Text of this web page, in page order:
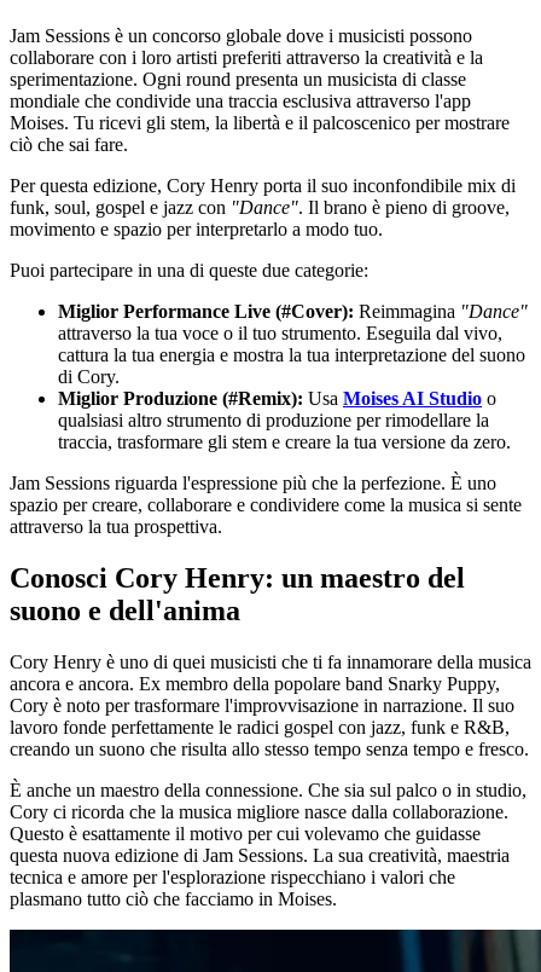
Jam Sessions è un concorso globale dove i musicisti possono
collaborare con i loro artisti preferiti attraverso la creatività e la
sperimentazione. Ogni round presenta un musicista di classe
mondiale che condivide una traccia esclusiva attraverso l'app
Moises. Tu ricevi gli stem, la libertà e il palcoscenico per mostrare
ciò che sai fare.
Per questa edizione, Cory Henry porta il suo inconfondibile mix di
funk, soul, gospel e jazz con "Dance". Il brano è pieno di groove,
movimento e spazio per interpretarlo a modo tuo.
Puoi partecipare in una di queste due categorie:
Miglior Performance Live (#Cover): Reimmagina "Dance"
attraverso la tua voce o il tuo strumento. Eseguila dal vivo,
cattura la tua energia e mostra la tua interpretazione del suono
di Cory.
Miglior Produzione (#Remix): Usa Moises AI Studio o
qualsiasi altro strumento di produzione per rimodellare la
traccia, trasformare gli stem e creare la tua versione da zero.
Jam Sessions riguarda l'espressione più che la perfezione. È uno
spazio per creare, collaborare e condividere come la musica si sente
attraverso la tua prospettiva.
Conosci Cory Henry: un maestro del
suono e dell'anima
Cory Henry è uno di quei musicisti che ti fa innamorare della musica
ancora e ancora. Ex membro della popolare band Snarky Puppy,
Cory è noto per trasformare l'improvvisazione in narrazione. Il suo
lavoro fonde perfettamente le radici gospel con jazz, funk e R&B,
creando un suono che risulta allo stesso tempo senza tempo e fresco.
È anche un maestro della connessione. Che sia sul palco o in studio,
Cory ci ricorda che la musica migliore nasce dalla collaborazione.
Questo è esattamente il motivo per cui volevamo che guidasse
questa nuova edizione di Jam Sessions. La sua creatività, maestria
tecnica e amore per l'esplorazione rispecchiano i valori che
plasmano tutto ciò che facciamo in Moises.